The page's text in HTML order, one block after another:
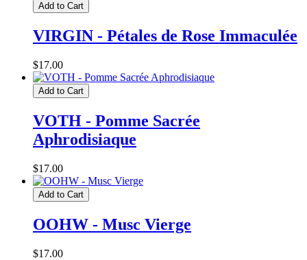
Add to Cart
VIRGIN - Pétales de Rose Immaculée
$17.00
Add to Cart
VOTH - Pomme Sacrée
Aphrodisiaque
$17.00
Add to Cart
OOHW - Musc Vierge
$17.00